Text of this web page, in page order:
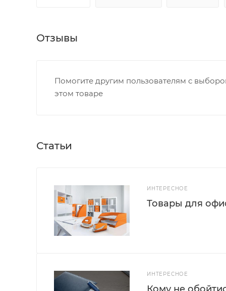
Отзывы
Помогите другим пользователям с
этом товаре
Статьи
ИНТЕРЕСНОЕ
Товары для
ИНТЕРЕСНОЕ